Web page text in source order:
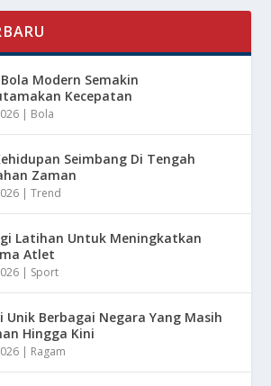
Modern Semakin
Kecepatan
| Bola
Seimbang Di Tengah
Zaman
|Trend
Latihan Untuk Meningkatkan
Atlet
| Sport
Unik Berbagai Negara Yang Masih
Hingga Kini
| Ragam